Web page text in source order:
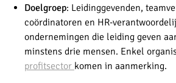
Doelgroep: Leidinggevenden,
coördinatoren en HR-
ondernemingen die leiding geven
minstens drie mensen. Enkel
profitsector komen in aanmerking.